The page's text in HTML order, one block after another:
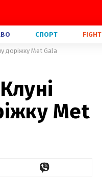
СПОРТ FIGHT
доріжку Met Gala
Met